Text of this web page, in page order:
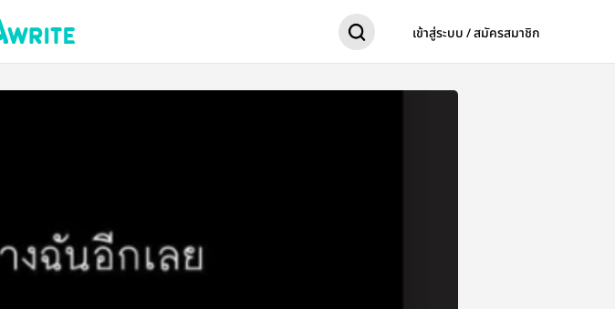
เข้าสู่ระบบ / สมัครสมาชิก